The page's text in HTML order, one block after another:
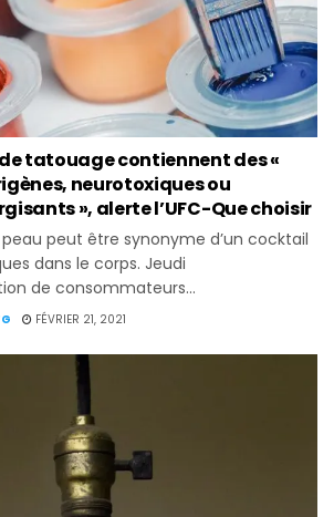
de tatouage contiennent des «
neurotoxiques ou
», alerte l’UFC-Que choisir
peut être synonyme d’un cocktail
dans le corps. Jeudi
de consommateurs...
FÉVRIER 21, 2021